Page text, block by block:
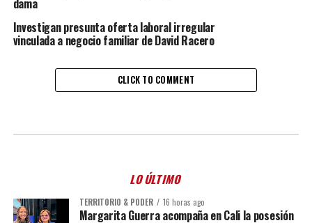
dama
Investigan presunta oferta laboral irregular
vinculada a negocio familiar de David Racero
CLICK TO COMMENT
LO ÚLTIMO
TERRITORIO & PODER 16 horas ago
Margarita Guerra acompaña en Cali la posesión